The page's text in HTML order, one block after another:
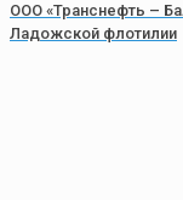
ООО «Транснефть –
Ладожской флотилии